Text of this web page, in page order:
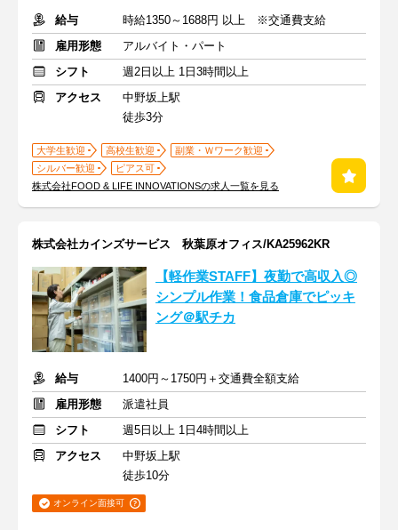
給与
時給1350～1688円 以上 ※交通費支給
雇用形態
アルバイト・パート
シフト
週2日以上 1日3時間以上
アクセス
中野坂上駅
徒歩3分
大学生歓迎 高校生歓迎
副業・Ｗワーク歓迎
シルバー歓迎
ピアス可
株式会社FOOD & LIFE INNOVATIONSの求人一覧を見る
株式会社カインズサービス 秋葉原オフィス/KA25962KR
【軽作業STAFF】夜勤で高収入◎
シンプル作業！食品倉庫でピッキ
ング＠駅チカ
給与
1400円～1750円＋交通費全額支給
雇用形態
派遣社員
シフト
週5日以上 1日4時間以上
アクセス
中野坂上駅
徒歩10分
オンライン面接可